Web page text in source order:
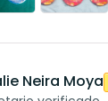
Neira Moya